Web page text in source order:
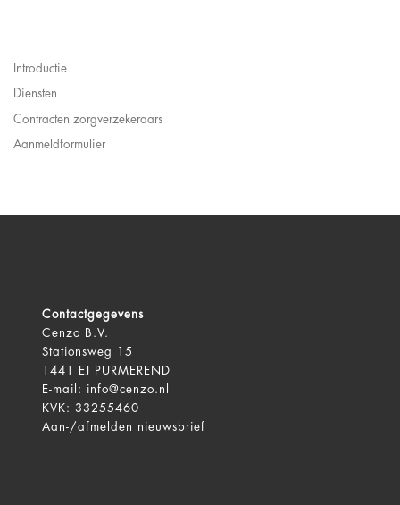
Introductie
Diensten
Contracten zorgverzekeraars
Aanmeldformulier
Contactgegevens
Cenzo B.V.
Stationsweg 15
1441 EJ PURMEREND
E-mail:
info@cenzo.nl
KVK: 33255460
Aan-/afmelden
nieuwsbrief